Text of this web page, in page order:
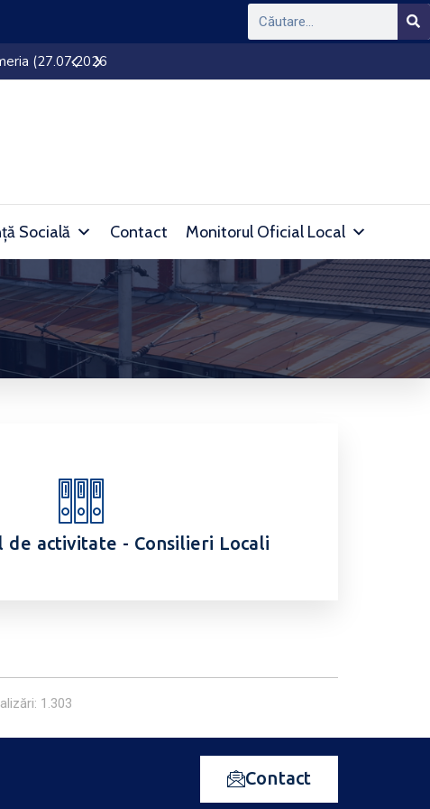
Socială Contact Monitorul Oficial Local
de activitate - Consilieri Locali
1.303
Contact